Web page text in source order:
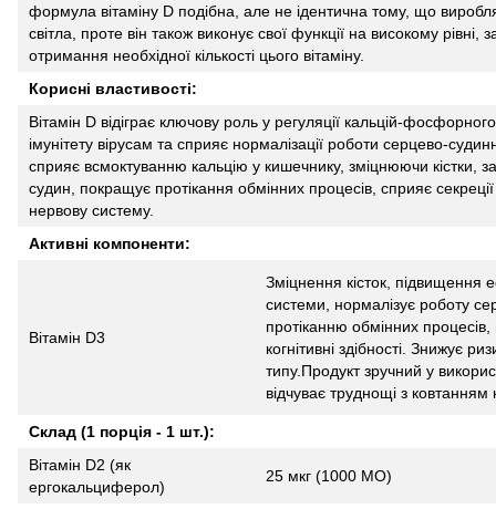
формула вітаміну D подібна, але не ідентична тому, що
світла, проте він також виконує свої функції на високому
отримання необхідної кількості цього вітаміну.
Корисні властивості:
Вітамін D відіграє ключову роль у регуляції кальцій-
імунітету вірусам та сприяє нормалізації роботи серцево-
cприяє всмоктуванню кальцію у кишечнику, зміцнюючи кістки,
судин, покращує протікання обмінних процесів, сприяє
нервову систему.
Активні компоненти:
Вітамін D3
Зміцнення кісток, підвищення
системи, нормалізує роботу
протіканню обмінних
когнітивні здібності. Знижує
типу.Продукт зручний у
відчуває труднощі з ковтанням
Склад (1 порція - 1 шт.):
Вітамін D2 (як
ергокальциферол)
25 мкг (1000 МО)